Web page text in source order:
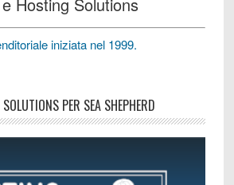
iniziata nel 1999.
PER SEA SHEPHERD